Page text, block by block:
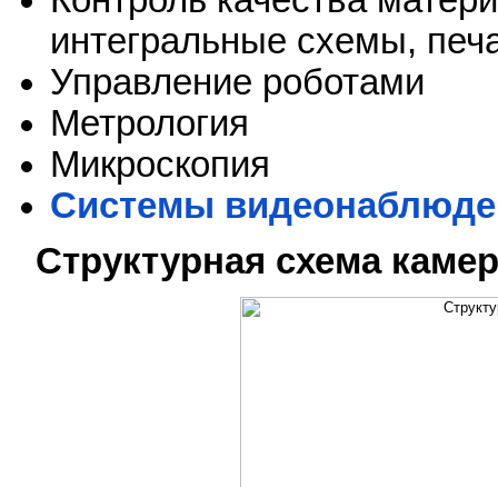
интегральные схемы,
Управление роботами
Метрология
Микроскопия
Системы
Структурная схема